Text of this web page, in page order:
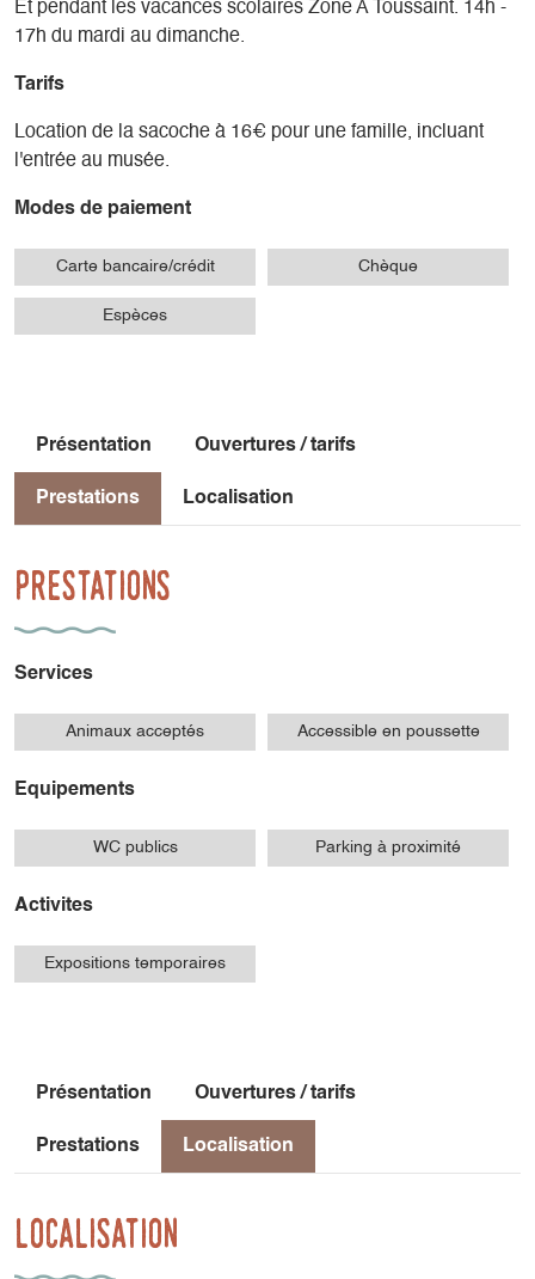
Et pendant les vacances scolaires Zone A Toussaint. 14h -
17h du mardi au dimanche.
Tarifs
Location de la sacoche à 16€ pour une famille, incluant
l'entrée au musée.
Modes de paiement
Carte bancaire/crédit Chèque
Espèces
Présentation Ouvertures / tarifs
Prestations Localisation
Prestations
Services
Animaux acceptés Accessible en poussette
Equipements
WC publics Parking à proximité
Activites
Expositions temporaires
Présentation Ouvertures / tarifs
Prestations Localisation
Localisation